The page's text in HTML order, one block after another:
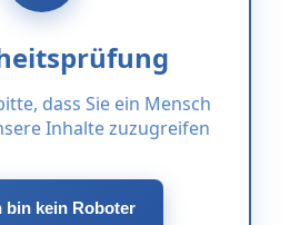
dass Sie ein Mensch
Inhalte zuzugreifen
bin kein Roboter